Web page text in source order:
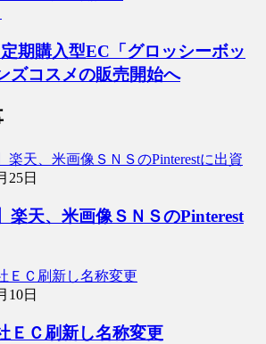
定期購入型EC「グロッシーボッ
ズコスメの販売開始へ
25日
楽天、米画像ＳＮＳのPinterest
10日
Ｃ刷新し名称変更